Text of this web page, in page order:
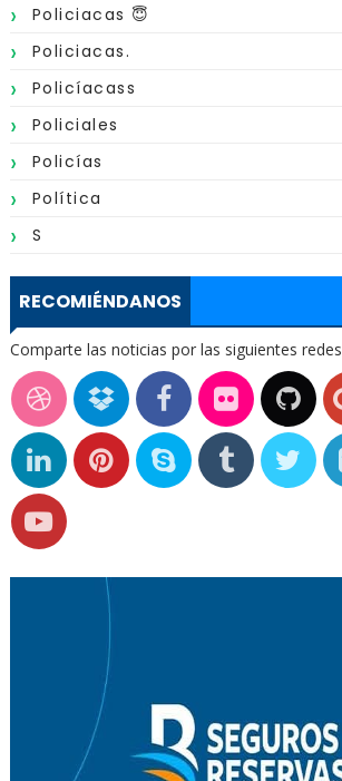
Policiacas 😇
Policiacas.
Policíacass
Policiales
Policías
Política
S
RECOMIÉNDANOS
Comparte las noticias por las siguientes redes